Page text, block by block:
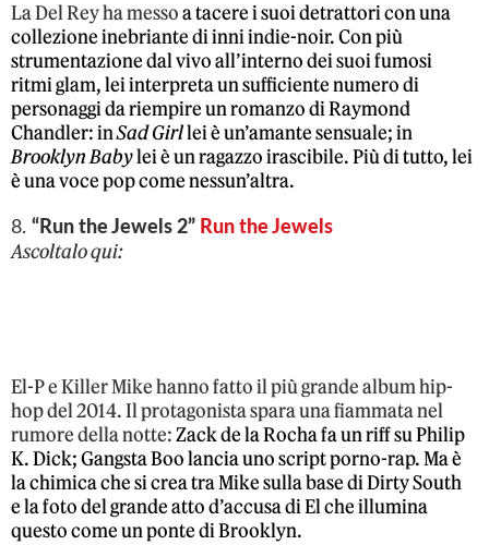
La Del Rey ha messoa tacere i suoi detrattori con una
collezione inebriante di inni indie-noir.Con più
strumentazione dal vivo all’interno dei suoi fumosi
ritmi glam, lei interpreta un sufficiente numero di
personaggi da riempire un romanzo di Raymond
Chandler: inSad Girllei è un’amante sensuale; in
Brooklyn Babylei è un ragazzo irascibile.Più di tutto, lei
è una voce pop come nessun’altra.
8. “Run the Jewels 2” Run the Jewels
Ascoltalo qui:
El-P e Killer Mike hanno fatto il più grande album hip-
hop del 2014. Il protagonista spara una fiammata nel
rumore della notte:Zack de la Rocha fa un riff su Philip
K. Dick;Gangsta Boo lancia uno script porno-rap.Ma è
la chimica che si crea tra Mike sulla base di Dirty South
e la foto del grande atto d’accusa di El che illumina
questo come un ponte di Brooklyn.